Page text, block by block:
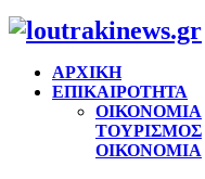
Facebook
Twitter
Instagram
Pinterest
Youtube
ΑΡΧΙΚΗ
ΕΠΙΚΑΙΡΟΤΗΤΑ
ΟΙΚΟΝΟΜΙΑ
ΤΟΥΡΙΣΜΟΣ
ΟΙΚΟΝΟΜΙΑ